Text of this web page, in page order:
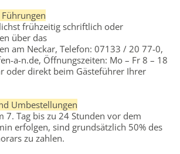
frühzeitig schriftlich oder
über das
am Neckar, Telefon: 07133 / 20 77-0,
a-n.de, Öffnungszeiten: Mo – Fr 8 – 18
oder direkt beim Gästeführer Ihrer
Umbestellungen
7. Tag bis zu 24 Stunden vor dem
erfolgen, sind grundsätzlich 50% des
zu zahlen.